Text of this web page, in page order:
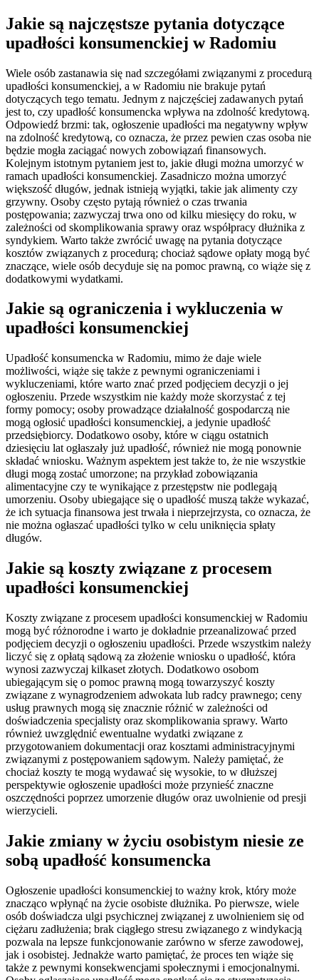
Jakie są najczęstsze pytania dotyczące
upadłości konsumenckiej w Radomiu
Wiele osób zastanawia się nad szczegółami związanymi z procedurą
upadłości konsumenckiej, a w Radomiu nie brakuje pytań
dotyczących tego tematu. Jednym z najczęściej zadawanych pytań
jest to, czy upadłość konsumencka wpływa na zdolność kredytową.
Odpowiedź brzmi: tak, ogłoszenie upadłości ma negatywny wpływ
na zdolność kredytową, co oznacza, że przez pewien czas osoba nie
będzie mogła zaciągać nowych zobowiązań finansowych.
Kolejnym istotnym pytaniem jest to, jakie długi można umorzyć w
ramach upadłości konsumenckiej. Zasadniczo można umorzyć
większość długów, jednak istnieją wyjątki, takie jak alimenty czy
grzywny. Osoby często pytają również o czas trwania
postępowania; zazwyczaj trwa ono od kilku miesięcy do roku, w
zależności od skomplikowania sprawy oraz współpracy dłużnika z
syndykiem. Warto także zwrócić uwagę na pytania dotyczące
kosztów związanych z procedurą; chociaż sądowe opłaty mogą być
znaczące, wiele osób decyduje się na pomoc prawną, co wiąże się z
dodatkowymi wydatkami.
Jakie są ograniczenia i wykluczenia w
upadłości konsumenckiej
Upadłość konsumencka w Radomiu, mimo że daje wiele
możliwości, wiąże się także z pewnymi ograniczeniami i
wykluczeniami, które warto znać przed podjęciem decyzji o jej
ogłoszeniu. Przede wszystkim nie każdy może skorzystać z tej
formy pomocy; osoby prowadzące działalność gospodarczą nie
mogą ogłosić upadłości konsumenckiej, a jedynie upadłość
przedsiębiorcy. Dodatkowo osoby, które w ciągu ostatnich
dziesięciu lat ogłaszały już upadłość, również nie mogą ponownie
składać wniosku. Ważnym aspektem jest także to, że nie wszystkie
długi mogą zostać umorzone; na przykład zobowiązania
alimentacyjne czy te wynikające z przestępstw nie podlegają
umorzeniu. Osoby ubiegające się o upadłość muszą także wykazać,
że ich sytuacja finansowa jest trwała i nieprzejrzysta, co oznacza, że
nie można ogłaszać upadłości tylko w celu uniknięcia spłaty
długów.
Jakie są koszty związane z procesem
upadłości konsumenckiej
Koszty związane z procesem upadłości konsumenckiej w Radomiu
mogą być różnorodne i warto je dokładnie przeanalizować przed
podjęciem decyzji o ogłoszeniu upadłości. Przede wszystkim należy
liczyć się z opłatą sądową za złożenie wniosku o upadłość, która
wynosi zazwyczaj kilkaset złotych. Dodatkowo osobom
ubiegającym się o pomoc prawną mogą towarzyszyć koszty
związane z wynagrodzeniem adwokata lub radcy prawnego; ceny
usług prawnych mogą się znacznie różnić w zależności od
doświadczenia specjalisty oraz skomplikowania sprawy. Warto
również uwzględnić ewentualne wydatki związane z
przygotowaniem dokumentacji oraz kosztami administracyjnymi
związanymi z postępowaniem sądowym. Należy pamiętać, że
chociaż koszty te mogą wydawać się wysokie, to w dłuższej
perspektywie ogłoszenie upadłości może przynieść znaczne
oszczędności poprzez umorzenie długów oraz uwolnienie od presji
wierzycieli.
Jakie zmiany w życiu osobistym niesie ze
sobą upadłość konsumencka
Ogłoszenie upadłości konsumenckiej to ważny krok, który może
znacząco wpłynąć na życie osobiste dłużnika. Po pierwsze, wiele
osób doświadcza ulgi psychicznej związanej z uwolnieniem się od
ciężaru zadłużenia; brak ciągłego stresu związanego z windykacją
pozwala na lepsze funkcjonowanie zarówno w sferze zawodowej,
jak i osobistej. Jednakże warto pamiętać, że proces ten wiąże się
także z pewnymi konsekwencjami społecznymi i emocjonalnymi.